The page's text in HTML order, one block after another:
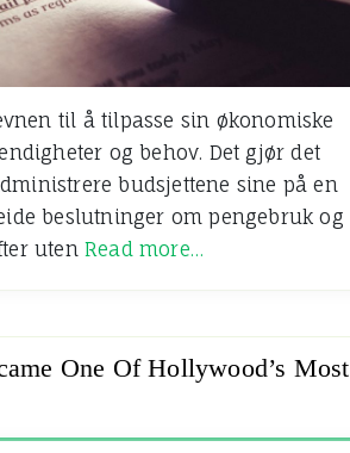
til å tilpasse sin økonomiske
og behov. Det gjør det
budsjettene sine på en
beslutninger om pengebruk og
uten Read more…
One Of Hollywood’s Most